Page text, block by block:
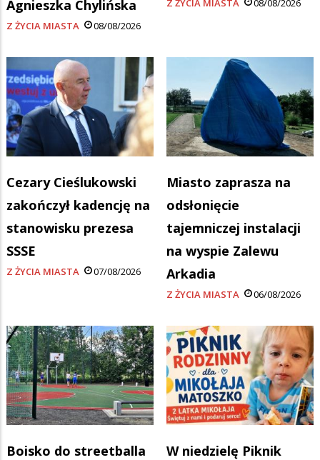
Agnieszka Chylińska
Z ŻYCIA MIASTA 08/08/2026
Z ŻYCIA MIASTA 08/08/2026
Cezary Cieślukowski
zakończył kadencję na
stanowisku prezesa
SSSE
Z ŻYCIA MIASTA 07/08/2026
Miasto zaprasza na
odsłonięcie
tajemniczej instalacji
na wyspie Zalewu
Arkadia
Z ŻYCIA MIASTA 06/08/2026
Boisko do streetballa
W niedzielę Piknik